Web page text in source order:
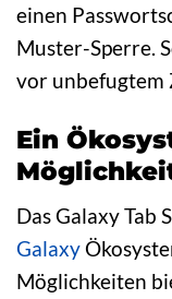
einen
Muster-Sperre.
vor unbefugtem
Ein
Das Galaxy Tab
Galaxy
Möglichkeiten